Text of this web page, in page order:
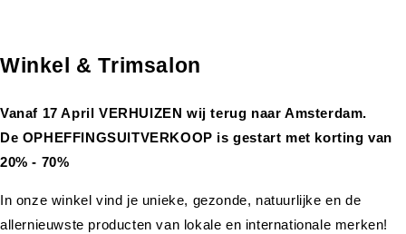
Winkel & Trimsalon
Vanaf 17 April VERHUIZEN wij terug naar Amsterdam.
De OPHEFFINGSUITVERKOOP is gestart met korting van
20% - 70%
In onze winkel vind je unieke, gezonde, natuurlijke en de
allernieuwste producten van lokale en internationale merken!